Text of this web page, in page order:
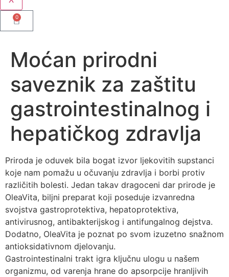
0
Moćan prirodni
saveznik za zaštitu
gastrointestinalnog i
hepatičkog zdravlja
Priroda je oduvek bila bogat izvor ljekovitih supstanci
koje nam pomažu u očuvanju zdravlja i borbi protiv
različitih bolesti. Jedan takav dragoceni dar prirode je
OleaVita, biljni preparat koji poseduje izvanredna
svojstva gastroprotektiva, hepatoprotektiva,
antivirusnog, antibakterijskog i antifungalnog dejstva.
Dodatno, OleaVita je poznat po svom izuzetno snažnom
antioksidativnom djelovanju.
Gastrointestinalni trakt igra ključnu ulogu u našem
organizmu, od varenja hrane do apsorpcije hranljivih